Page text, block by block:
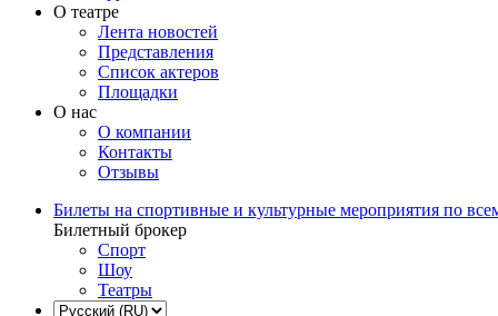
О театре
Лента новостей
Представления
Список актеров
Площадки
О нас
О компании
Контакты
Отзывы
Билеты на спортивные и культурные мероприятия по
Билетный брокер
Спорт
Шоу
Театры